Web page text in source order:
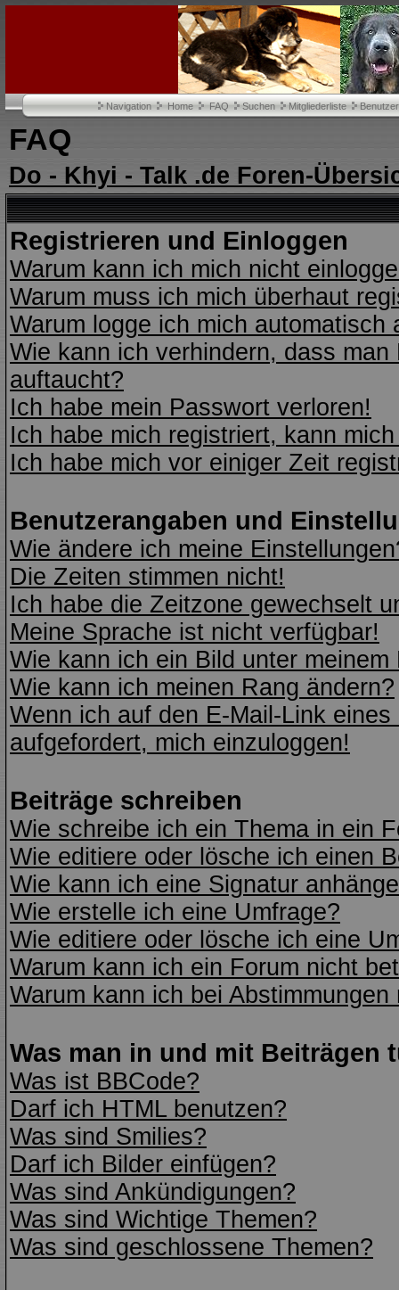
Navigation Home FAQ Suchen Mitgliederliste
FAQ
Do - Khyi - Talk .de Foren-
Registrieren und Einloggen
Warum kann ich mich nicht
Warum muss ich mich überhaut
Warum logge ich mich automatisch
Wie kann ich verhindern, dass
auftaucht?
Ich habe mein Passwort verloren!
Ich habe mich registriert, kann
Ich habe mich vor einiger Zeit
Benutzerangaben und
Wie ändere ich meine
Die Zeiten stimmen nicht!
Ich habe die Zeitzone gewechselt
Meine Sprache ist nicht verfügbar!
Wie kann ich ein Bild unter
Wie kann ich meinen Rang ändern?
Wenn ich auf den E-Mail-Link
aufgefordert, mich einzuloggen!
Beiträge schreiben
Wie schreibe ich ein Thema in ein
Wie editiere oder lösche ich einen
Wie kann ich eine Signatur
Wie erstelle ich eine Umfrage?
Wie editiere oder lösche ich eine
Warum kann ich ein Forum nicht
Warum kann ich bei
Was man in und mit Beiträgen
Was ist BBCode?
Darf ich HTML benutzen?
Was sind Smilies?
Darf ich Bilder einfügen?
Was sind Ankündigungen?
Was sind Wichtige Themen?
Was sind geschlossene Themen?